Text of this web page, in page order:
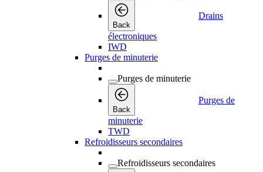
Back
Drains
électroniques
IWD
Purges de minuterie
Purges de minuterie
Back
Purges de
minuterie
TWD
Refroidisseurs secondaires
Refroidisseurs secondaires